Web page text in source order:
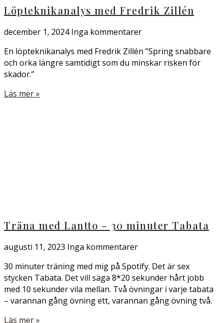
Löpteknikanalys med Fredrik Zillén
december 1, 2024Inga kommentarer
En löpteknikanalys med Fredrik Zillén ”Spring snabbare
och orka längre samtidigt som du minskar risken för
skador.”
Läs mer »
Träna med Lantto – 30 minuter Tabata
augusti 11, 2023 Inga kommentarer
30 minuter träning med mig på Spotify. Det är sex
stycken Tabata. Det vill säga 8*20 sekunder hårt jobb
med 10 sekunder vila mellan. Två övningar i varje tabata
– varannan gång övning ett, varannan gång övning två.
Läs mer »